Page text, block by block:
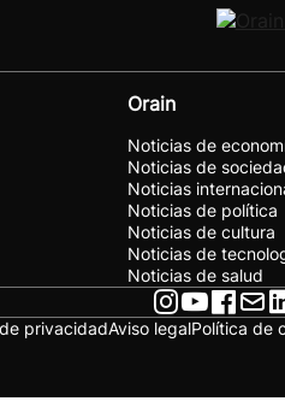
Orain
Noticias de
Noticias de
Noticias
Noticias de política
Noticias de cultura
Noticias de
Noticias de salud
privacidadAviso legalPolítica de